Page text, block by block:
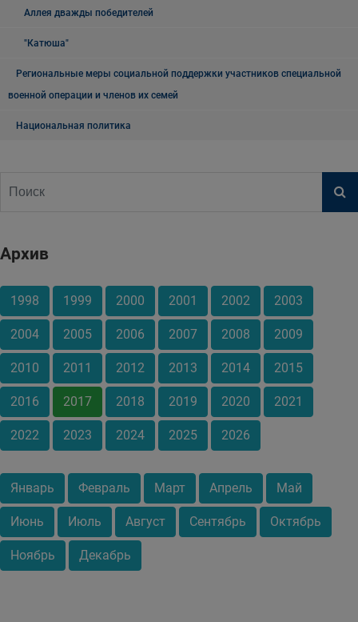
Аллея дважды победителей
"Катюша"
Региональные меры социальной поддержки участников специальной
военной операции и членов их семей
Национальная политика
Архив
1998 1999 2000 2001 2002 2003
2004 2005 2006 2007 2008 2009
2010 2011 2012 2013 2014 2015
2016 2017 2018 2019 2020 2021
2022 2023 2024 2025 2026
Январь Февраль Март Апрель Май
Июнь Июль Август Сентябрь Октябрь
Ноябрь Декабрь